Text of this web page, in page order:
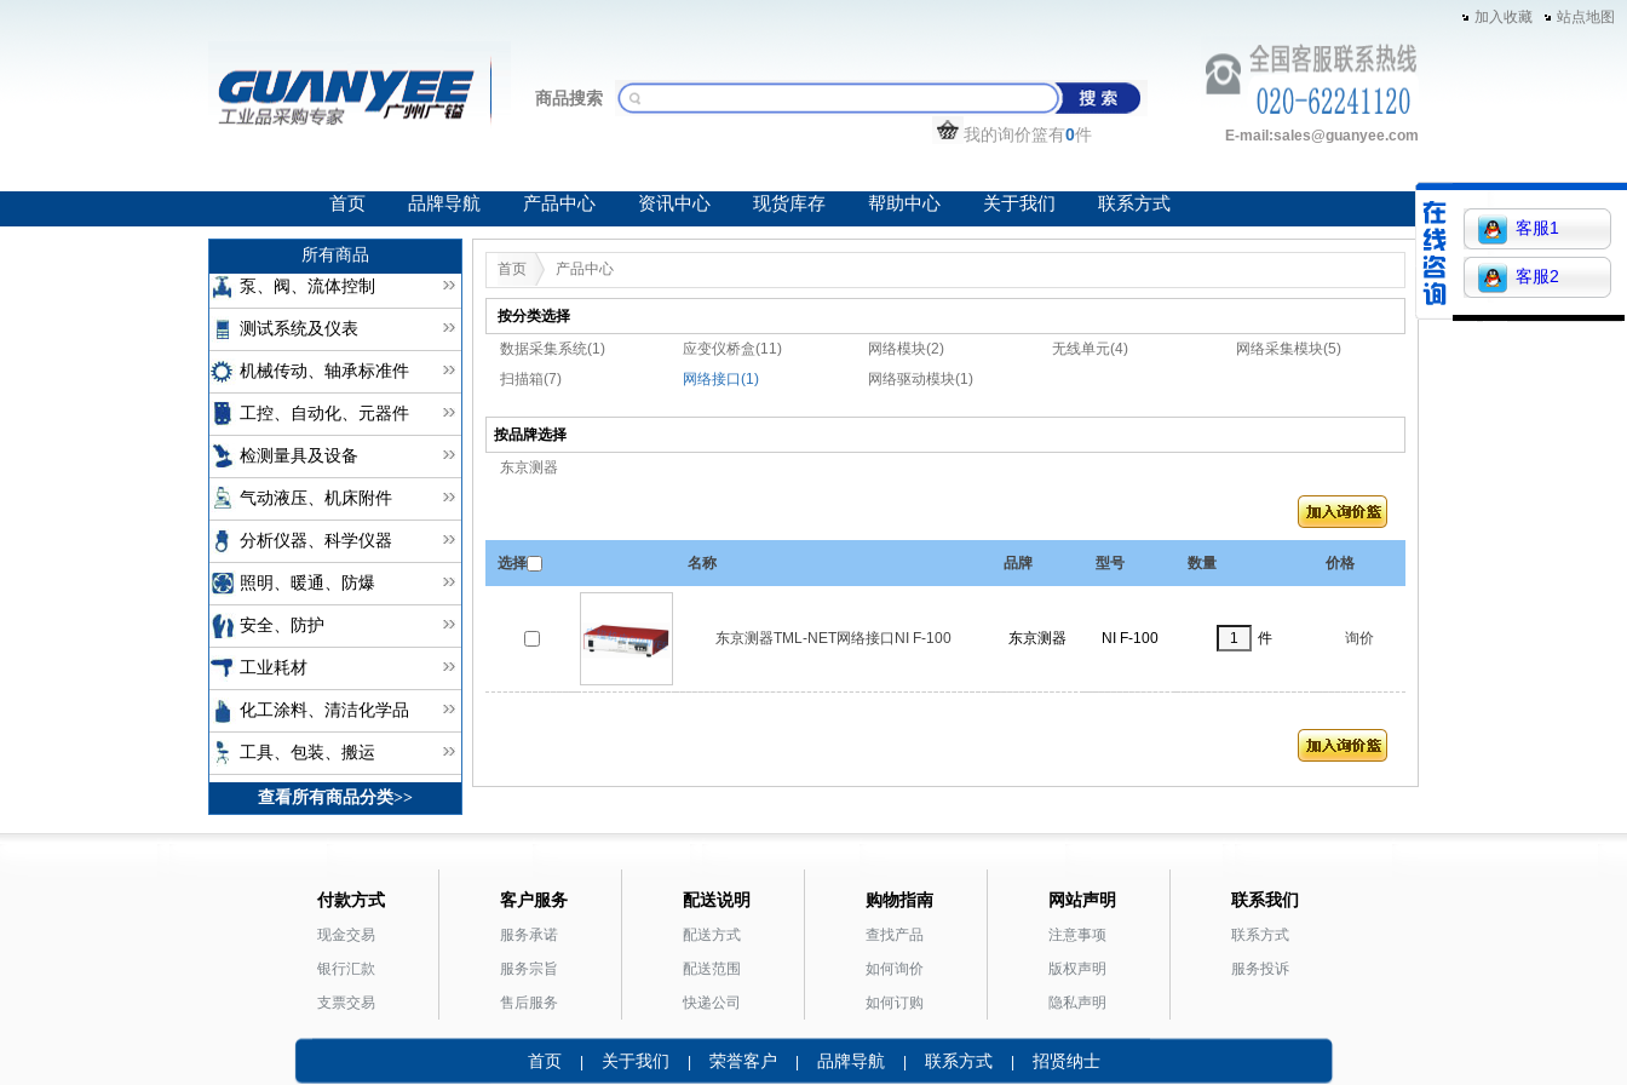
客服1
客服2
加入收藏 站点地图
商品搜索
我的询价篮有0件 E-mail:sales@guanyee.com
首页 品牌导航 产品中心 资讯中心 现货库存 帮助中心 关于我们 联系方式
所有商品
泵、阀、流体控制
测试系统及仪表
机械传动、轴承标准件
工控、自动化、元器件
检测量具及设备
气动液压、机床附件
分析仪器、科学仪器
照明、暖通、防爆
安全、防护
工业耗材
化工涂料、清洁化学品
工具、包装、搬运
查看所有商品分类>>
首页 产品中心
按分类选择
数据采集系统(1)
应变仪桥盒(11) 网络模块(2) 无线单元(4)
网络采集模块(5)
扫描箱(7)
网络接口(1) 网络驱动模块(1)
按品牌选择
东京测器
选择 名称 品牌 型号 数量 价格
东京测器TML-NET网络接口NI F-100 东京测器 NI F-100 件 询价
付款方式
现金交易
银行汇款
支票交易
客户服务
服务承诺
服务宗旨
售后服务
配送说明
配送方式
配送范围
快递公司
购物指南
查找产品
如何询价
如何订购
网站声明
注意事项
版权声明
隐私声明
联系我们
联系方式
服务投诉
首页 关于我们 荣誉客户 品牌导航 联系方式 招贤纳士